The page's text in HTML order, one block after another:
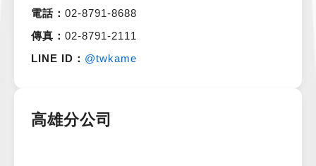
電話： 02-8791-8688
傳真： 02-8791-2111
LINE ID： @twkame
高雄分公司